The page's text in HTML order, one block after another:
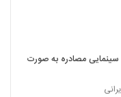
سینمایی مصادره به صورت